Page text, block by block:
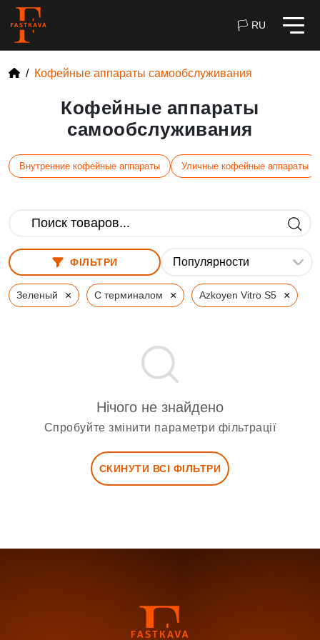
🏳 RU
Кофейные аппараты самообслуживания
Кофейные аппараты
самообслуживания
Внутренние кофейные аппараты Уличные кофейные аппараты
ФІЛЬТРИ
Зеленый × С терминалом × Azkoyen Vitro S5 ×
Нічого не знайдено
Спробуйте змінити параметри фільтрації
СКИНУТИ ВСІ ФІЛЬТРИ